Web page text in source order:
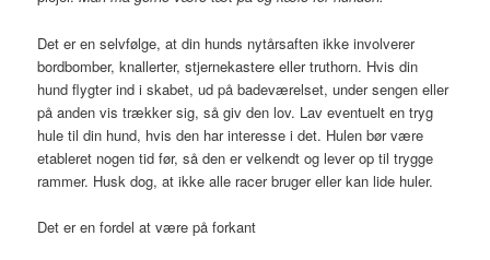
Det er en selvfølge, at din hunds nytårsaften ikke involverer
bordbomber, knallerter, stjernekastere eller truthorn. Hvis din
hund flygter ind i skabet, ud på badeværelset, under sengen eller
på anden vis trækker sig, så giv den lov. Lav eventuelt en tryg
hule til din hund, hvis den har interesse i det. Hulen bør være
etableret nogen tid før, så den er velkendt og lever op til trygge
rammer. Husk dog, at ikke alle racer bruger eller kan lide huler.
Det er en fordel at være på forkant